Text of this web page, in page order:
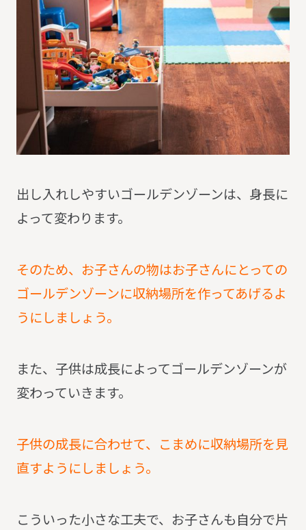
出し入れしやすいゴールデンゾーンは、身長に
よって変わります。
そのため、お子さんの物はお子さんにとっての
ゴールデンゾーンに収納場所を作ってあげるよ
うにしましょう。
また、子供は成長によってゴールデンゾーンが
変わっていきます。
子供の成長に合わせて、こまめに収納場所を見
直すようにしましょう。
こういった小さな工夫で、お子さんも自分で片